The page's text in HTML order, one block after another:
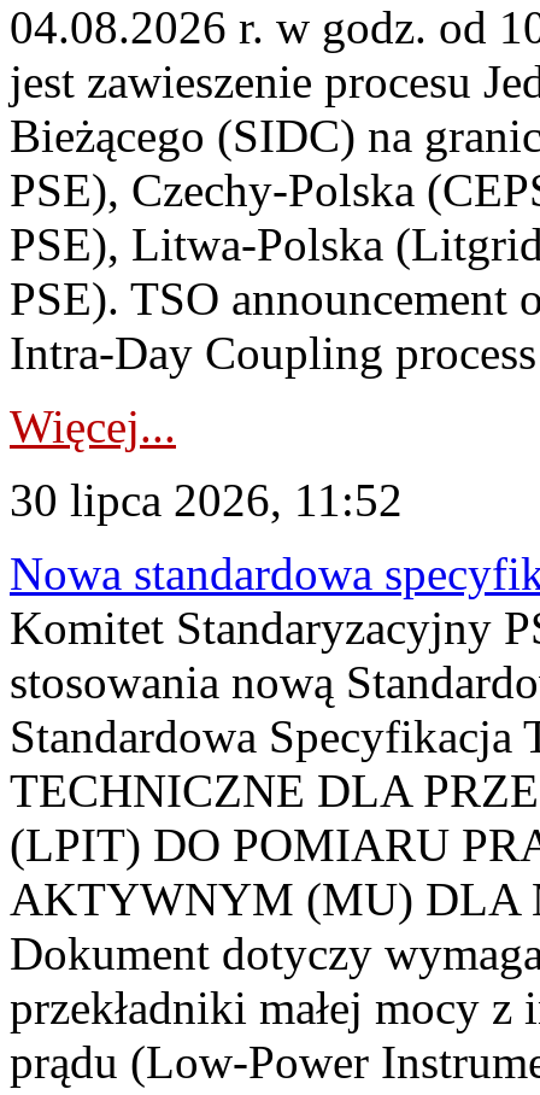
04.08.2026 r. w godz. od
jest zawieszenie procesu
Bieżącego (SIDC) na
PSE), Czechy-Polska
PSE), Litwa-Polska
PSE). TSO announcement
Intra-Day Coupling
Więcej...
30 lipca 2026, 11:52
Nowa standardowa
Komitet Standaryzacyjny
stosowania nową
Standardowa
TECHNICZNE DLA
(LPIT) DO POMIARU
AKTYWNYM (MU) DLA
Dokument dotyczy
przekładniki małej mocy
prądu (Low-Power